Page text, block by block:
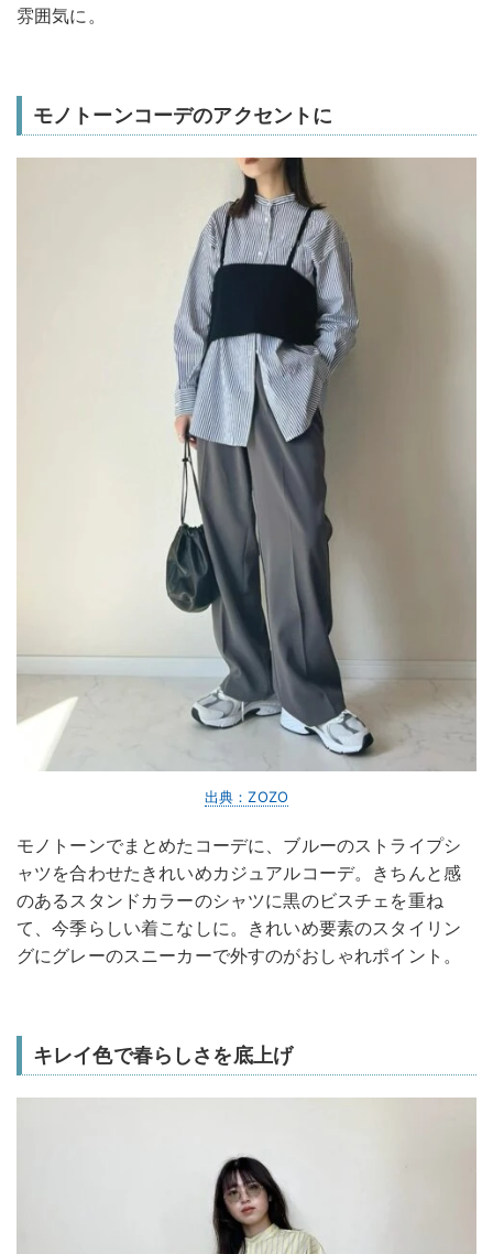
雰囲気に。
モノトーンコーデのアクセントに
出典：ZOZO
モノトーンでまとめたコーデに、ブルーのストライプシ
ャツを合わせたきれいめカジュアルコーデ。きちんと感
のあるスタンドカラーのシャツに黒のビスチェを重ね
て、今季らしい着こなしに。きれいめ要素のスタイリン
グにグレーのスニーカーで外すのがおしゃれポイント。
キレイ色で春らしさを底上げ